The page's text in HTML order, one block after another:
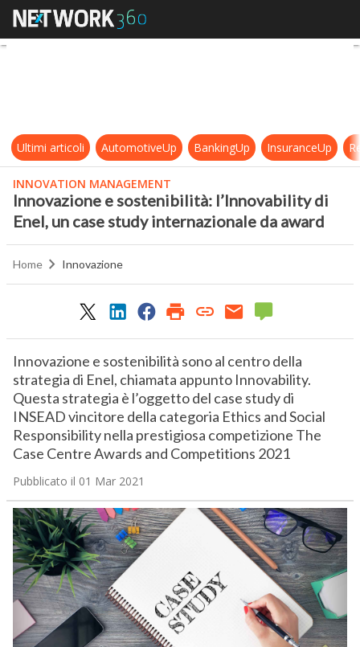
Innovazione e sostenibilità:
Ultimi articoli AutomotiveUp BankingUp InsuranceUp
INNOVATION MANAGEMENT
Innovazione e sostenibilità: l’Innovability di
Enel, un case study internazionale da award
Home Innovazione
Innovazione e sostenibilità sono al centro della
strategia di Enel, chiamata appunto Innovability.
Questa strategia è l’oggetto del case study di
INSEAD vincitore della categoria Ethics and Social
Responsibility nella prestigiosa competizione The
Case Centre Awards and Competitions 2021
Pubblicato il 01 Mar 2021